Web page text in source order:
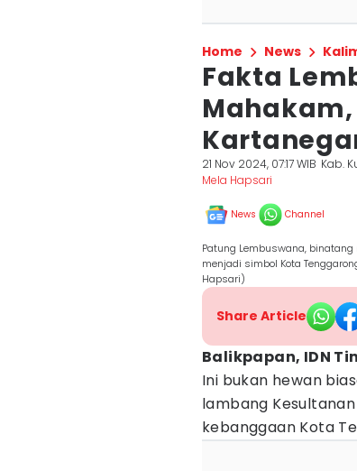
Home News
Fakta
21 Nov 2024, 07:17 WIB Kab.
Mela Hapsari
News Channel
Patung Lembuswana,
menjadi simbol Kota
Hapsari)
Share Article
Balikpapan, IDN
Ini bukan hewan
lambang
kebanggaan Kota